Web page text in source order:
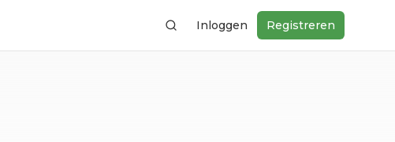
ZoekenInloggen Registreren